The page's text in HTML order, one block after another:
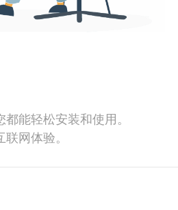
能轻松安装和使用。
网体验。